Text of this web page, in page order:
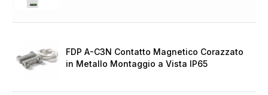
FDP A-C3N Contatto Magnetico Corazzato
in Metallo Montaggio a Vista IP65